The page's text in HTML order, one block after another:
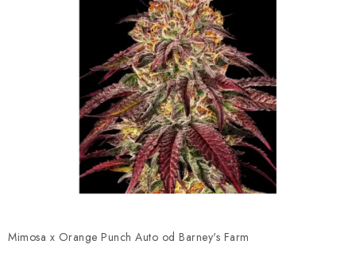
50% ZĽAVA NA SEMENÁ
Platba a dodanie
Podmienky ochrany osobných údajov
Obchodné podmienky
Bankové údaje
Veľkoobchod
Formulár na odstúpenie od zmluvy
Odstúpenie od zmluvy online
Mimosa x Orange Punch Auto od Barney's Farm